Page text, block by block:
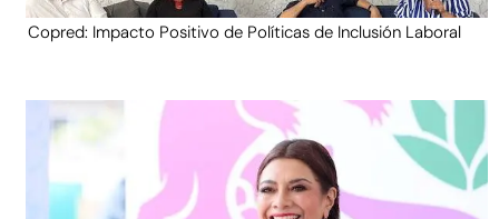
Copred: Impacto Positivo de Políticas de Inclusión Laboral